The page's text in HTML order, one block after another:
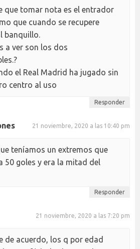
que tomar nota es el entrador
que cuando se recupere
banquillo.
a ver son los dos
el Real Madrid ha jugado sin
centro al uso
Responder
21 noviembre, 2020 a las 10:40 pm
teníamos un extremos que
50 goles y era la mitad del
Responder
21 noviembre, 2020 a las 7:20 pm
de acuerdo, los q por edad